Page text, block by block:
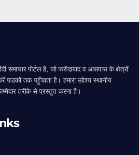
समाचार पोर्टल है, जो फरीदाबाद व आसपास के क्षेत्रों
पाठकों तक पहुँचाता है। हमारा उद्देश्य स्थानीय
तरीके से प्रस्तुत करना है।